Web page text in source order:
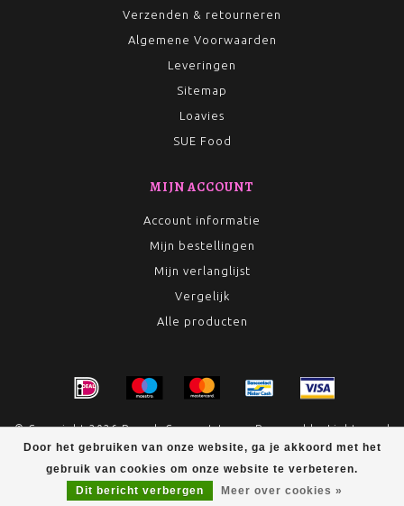
Door het gebruiken van onze website, ga je akkoord met het
gebruik van cookies om onze website te verbeteren.
Dit bericht verbergen
Meer over cookies »
Verzenden & retourneren
Algemene Voorwaarden
Leveringen
Sitemap
Loavies
SUE Food
MIJN ACCOUNT
Account informatie
Mijn bestellingen
Mijn verlanglijst
Vergelijk
Alle producten
© Copyright 2026 Rumah Conceptstore - Powered byLightspeed
- Theme by Dyvelopment